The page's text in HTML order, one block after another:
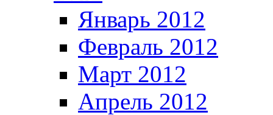
Январь 2012
Февраль 2012
Март 2012
Апрель 2012